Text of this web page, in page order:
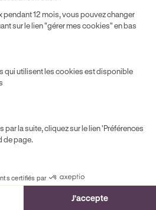
12 mois, vous pouvez changer
sur le lien "gérer mes cookies" en bas
qui utilisent les cookies est disponible
la suite, cliquez sur le lien 'Préférences
de page.
certifiés par
J'accepte